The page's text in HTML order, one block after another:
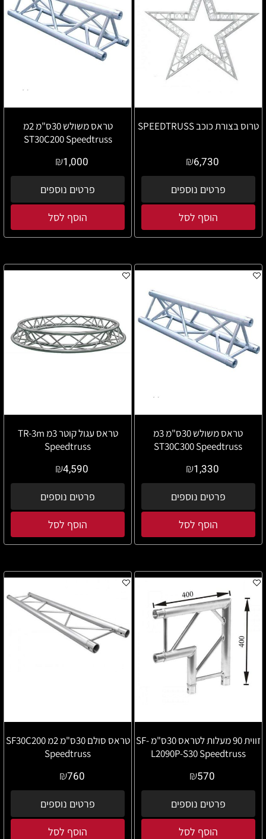
טרוס בצורת כוכב SPEEDTRUSS
₪6,730
פרטים נוספים
הוסף לסל
טראס משולש 30ס"מ 2מ
ST30C200 Speedtruss
₪1,000
פרטים נוספים
הוסף לסל
טראס משולש 30ס"מ 3מ
ST30C300 Speedtruss
₪1,330
פרטים נוספים
הוסף לסל
טראס עגול קוטר 3מ TR-3m
Speedtruss
₪4,590
פרטים נוספים
הוסף לסל
זווית 90 מעלות לטראס 30ס"מ SF-
L2090P-S30 Speedtruss
₪570
פרטים נוספים
הוסף לסל
טראס סולם 30ס"מ 2מ SF30C200
Speedtruss
₪760
פרטים נוספים
הוסף לסל